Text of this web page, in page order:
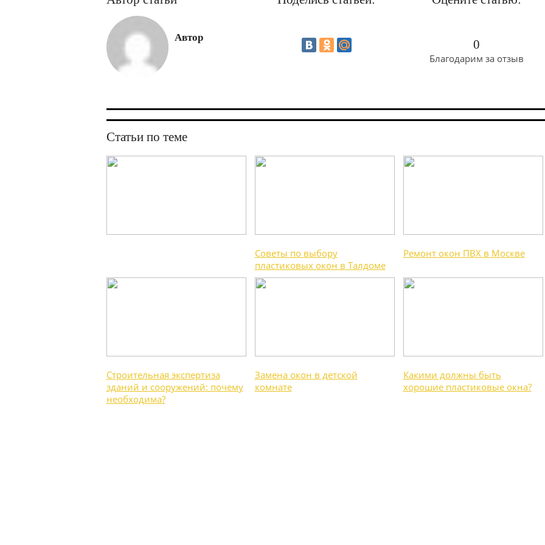
Автор 0
Благодарим за отзыв
Статьи по теме
Советы по выбору
пластиковых окон в Талдоме
Ремонт окон ПВХ в Москве
Строительная экспертиза
зданий и сооружений: почему
необходима?
Замена окон в детской
комнате
Какими должны быть
хорошие пластиковые окна?